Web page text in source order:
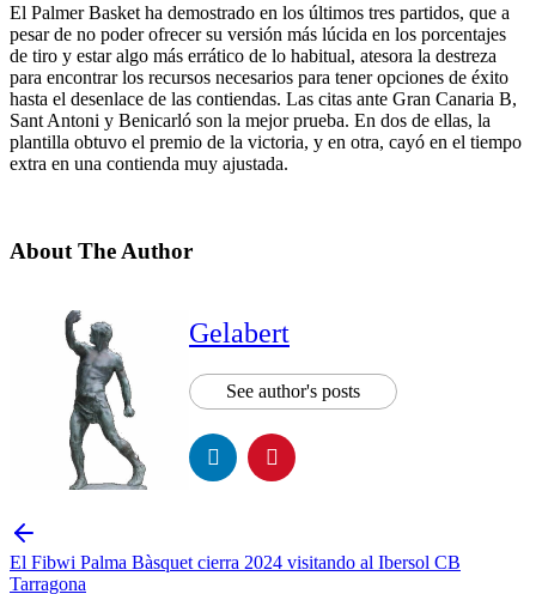
El Palmer Basket ha demostrado en los últimos tres partidos, que a
pesar de no poder ofrecer su versión más lúcida en los porcentajes
de tiro y estar algo más errático de lo habitual, atesora la destreza
para encontrar los recursos necesarios para tener opciones de éxito
hasta el desenlace de las contiendas. Las citas ante Gran Canaria B,
Sant Antoni y Benicarló son la mejor prueba. En dos de ellas, la
plantilla obtuvo el premio de la victoria, y en otra, cayó en el tiempo
extra en una contienda muy ajustada.
About The Author
Gelabert
See author's posts
El Fibwi Palma Bàsquet cierra 2024 visitando al Ibersol CB
Tarragona